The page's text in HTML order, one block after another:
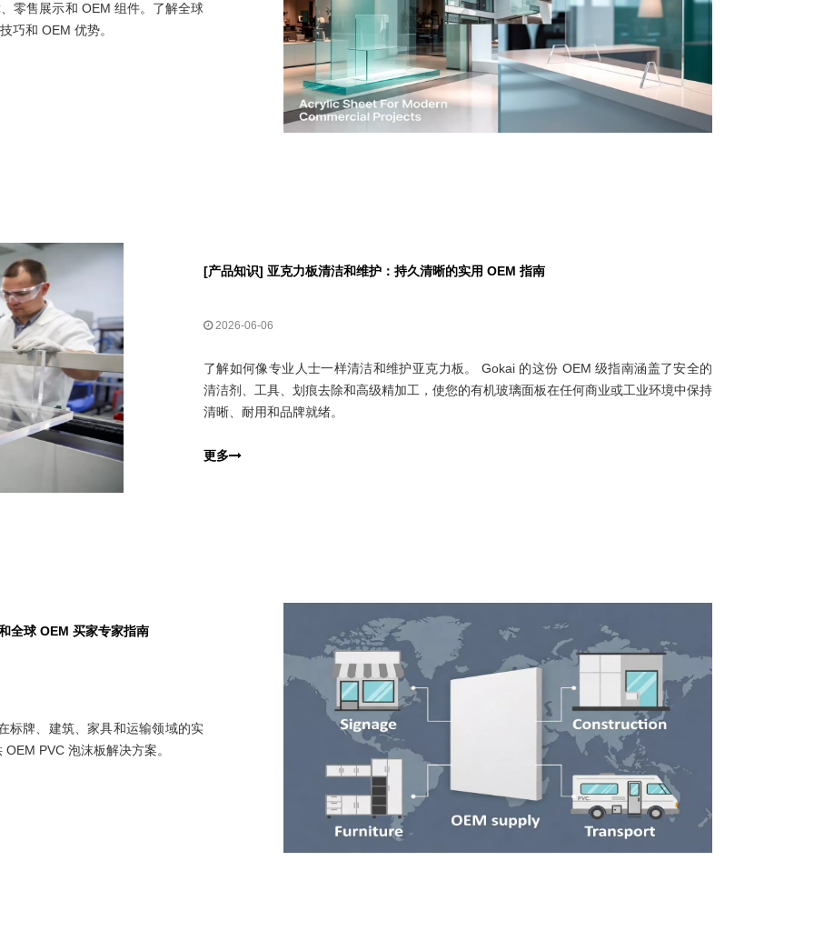
零售展示和 OEM 组件。了解全球
巧和 OEM 优势。
[产品知识] 亚克力板清洁和维护：持久清晰的实用 OEM 指南
2026-06-06
了解如何像专业人士一样清洁和维护亚克力板。 Gokai 的这份 OEM 级指南涵盖了安全的
清洁剂、工具、划痕去除和高级精加工，使您的有机玻璃面板在任何商业或工业环境中保持
清晰、耐用和品牌就绪。
更多
全球 OEM 买家专家指南
标牌、建筑、家具和运输领域的实
PVC 泡沫板解决方案。